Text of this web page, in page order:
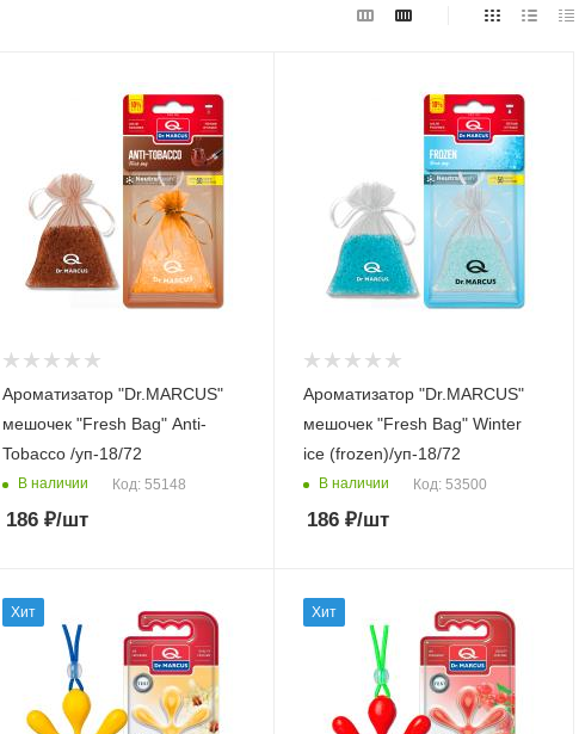
Ароматизатор "Dr.MARСUS"
мешочек "Fresh Bag" Anti-
Tobacco /уп-18/72
В наличии Код: 55148
186 ₽/шт
Ароматизатор "Dr.MARСUS"
мешочек "Fresh Bag" Winter
ice (frozen)/уп-18/72
В наличии Код: 53500
186₽/шт
Хит Хит